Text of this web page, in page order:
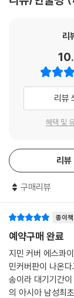
리
리뷰
혜택 및
리뷰
구매리뷰
종이책
예약구매 완료
지민 커버 에스콰
민커버판이 나온
송이라 대기기간
의 아시아 남성최